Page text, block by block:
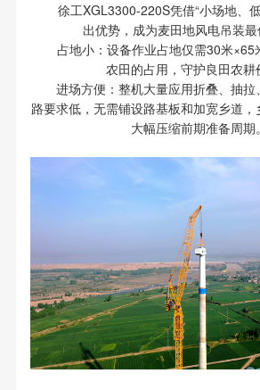
徐工XGL3300-220S凭借“小场地、
出优势，成为麦田地风电吊装
占地小：设备作业占地仅需30米×65
农田的占用，守护良田农耕
进场方便：整机大量应用折叠、抽
路要求低，无需铺设路基板和加宽乡道，
大幅压缩前期准备周期。